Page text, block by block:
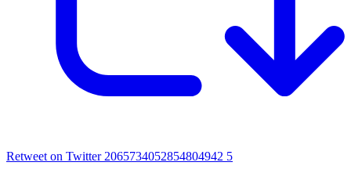
Retweet on Twitter 2065734052854804942 5